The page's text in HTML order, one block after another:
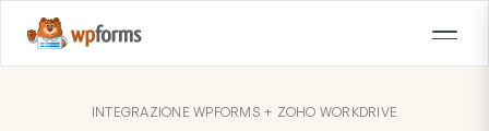
INTEGRAZIONE WPFORMS + ZOHO WORKDRIVE